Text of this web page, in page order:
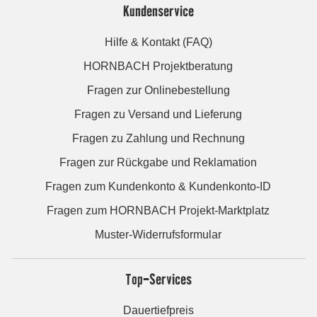
Kundenservice
Hilfe & Kontakt (FAQ)
HORNBACH Projektberatung
Fragen zur Onlinebestellung
Fragen zu Versand und Lieferung
Fragen zu Zahlung und Rechnung
Fragen zur Rückgabe und Reklamation
Fragen zum Kundenkonto & Kundenkonto-ID
Fragen zum HORNBACH Projekt-Marktplatz
Muster-Widerrufsformular
Top-Services
Dauertiefpreis